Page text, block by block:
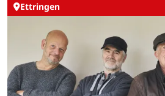
Ettringen